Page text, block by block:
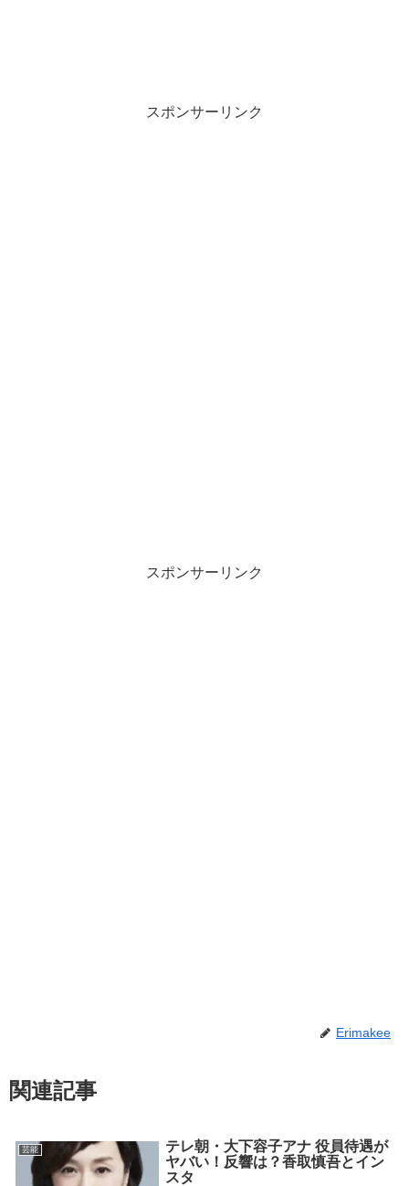
スポンサーリンク
スポンサーリンク
Erimakee
関連記事
芸能
テレ朝・大下容子アナ 役員待遇が
ヤバい！反響は？香取慎吾とイン
スタ